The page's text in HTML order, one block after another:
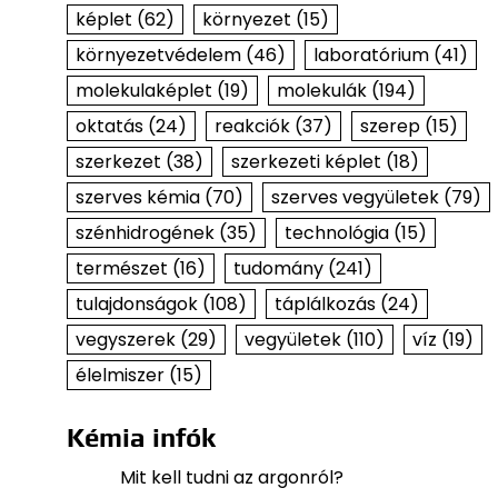
képlet (62) környezet (15)
környezetvédelem(46) laboratórium(41)
molekulaképlet (19) molekulák(194)
oktatás(24) reakciók(37) szerep(15)
szerkezet (38) szerkezeti képlet (18)
szerves kémia(70) szerves vegyületek(79)
szénhidrogének(35) technológia(15)
természet (16) tudomány(241)
tulajdonságok(108) táplálkozás(24)
vegyszerek(29) vegyületek(110) víz (19)
élelmiszer(15)
Kémia infók
Mit kell tudni az argonról?